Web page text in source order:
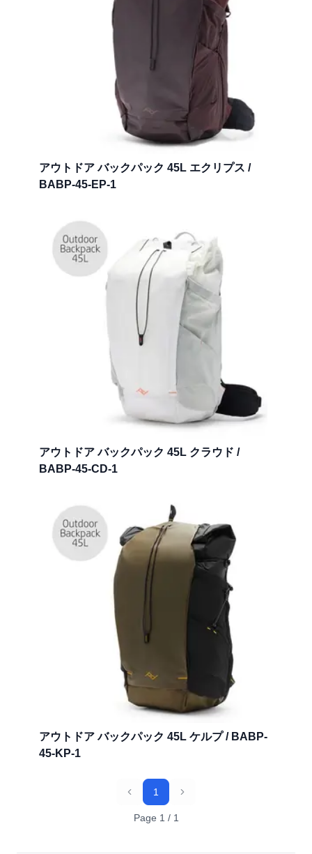
アウトドア バックパック 45L エクリプス /
BABP-45-EP-1
アウトドア バックパック 45L クラウド /
BABP-45-CD-1
アウトドア バックパック 45L ケルプ / BABP-
45-KP-1
Previous
1
Next
Page 1 / 1